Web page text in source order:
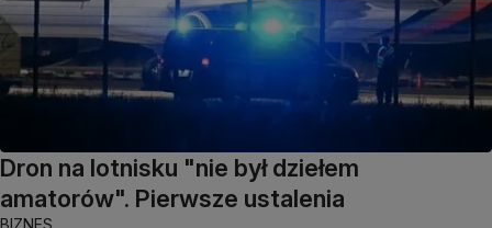
Dron na lotnisku "nie był dziełem
amatorów". Pierwsze ustalenia
BIZNES